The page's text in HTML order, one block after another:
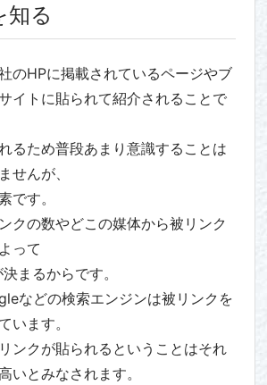
知る
のHPに掲載されているページやブ
イトに貼られて紹介されることで
るため普段あまり意識することは
せんが、
です。
クの数やどこの媒体から被リンク
って
まるからです。
などの検索エンジンは被リンクを
います。
ンクが貼られるということはそれ
いとみなされます。